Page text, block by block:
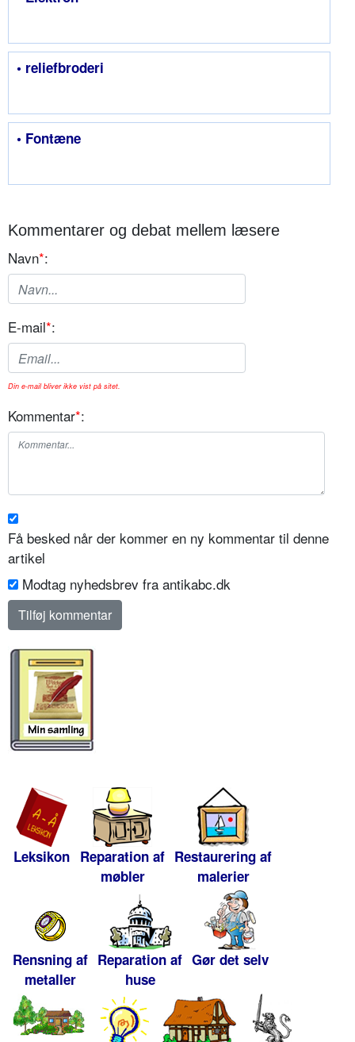
• reliefbroderi
• Fontæne
Kommentarer og debat mellem læsere
Navn*:
E-mail*:
Din e-mail bliver ikke vist på sitet.
Kommentar*:
Få besked når der kommer en ny kommentar til denne
artikel
Modtag nyhedsbrev fra antikabc.dk
Leksikon Reparation af
møbler
Restaurering af
malerier
Rensning af
metaller
Reparation af
huse
Gør det selv